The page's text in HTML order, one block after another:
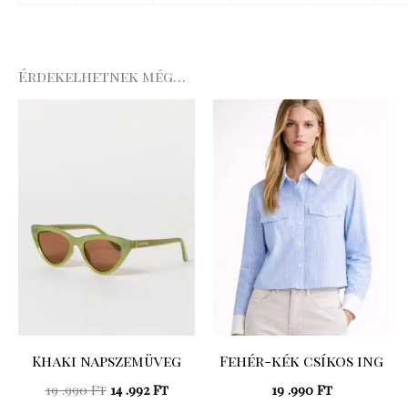
Érdekelhetnek még…
Khaki napszemüveg
19 .990Ft 14 .992Ft
Fehér-kék csíkos ing
19 .990 Ft